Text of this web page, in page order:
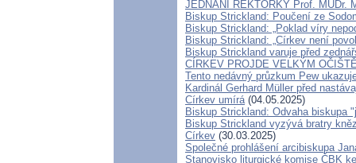
JEDNÁNÍ REKTORKY Prof. MUDr.
Biskup Strickland: Poučení ze
Biskup Strickland: „Poklad víry
Biskup Strickland: „Církev není
Biskup Strickland varuje před
CÍRKEV PROJDE VELKÝM
Tento nedávný průzkum Pew
Kardinál Gerhard Müller před
Církev umírá(04.05.2025)
Biskup Strickland: Odvaha biskupa
Biskup Strickland vyzývá bratry
Církev (30.03.2025)
Společné prohlášení arcibiskupa
Stanovisko liturgické komise ČBK